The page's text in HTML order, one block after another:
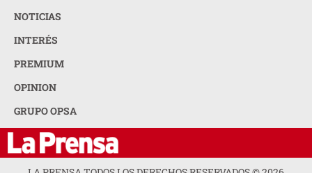
NOTICIAS
INTERÉS
PREMIUM
OPINION
GRUPO OPSA